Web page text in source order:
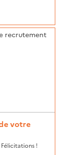
votre
!